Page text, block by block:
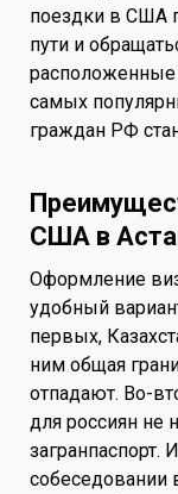
поездки в США
пути и
расположенные
самых
граждан РФ
США в
Оформление
удобный
первых,
ним общая
отпадают. Во-
для россиян не
загранпаспорт.
собеседовании